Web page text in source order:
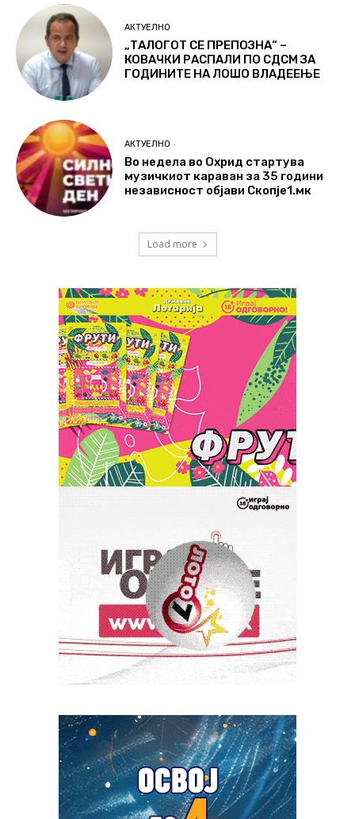
АКТУЕЛНО
„ТАЛОГОТ СЕ ПРЕПОЗНА“ –
КОВАЧКИ РАСПАЛИ ПО СДСМ ЗА
ГОДИНИТЕ НА ЛОШО ВЛАДЕЕЊЕ
АКТУЕЛНО
Во недела во Охрид стартува
музичкиот караван за 35 години
независност објави Скопје1.мк
Load more